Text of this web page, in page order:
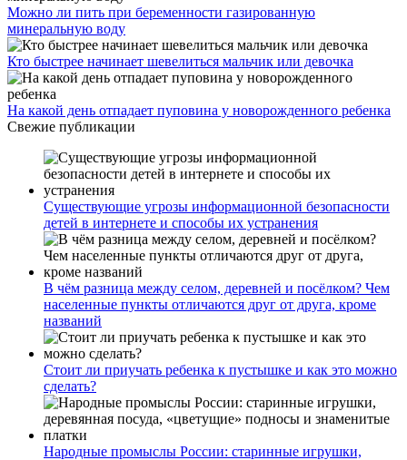
Можно ли пить при беременности газированную
минеральную воду
Кто быстрее начинает шевелиться мальчик или девочка
На какой день отпадает пуповина у новорожденного ребенка
Свежие публикации
Существующие угрозы информационной безопасности
детей в интернете и способы их устранения
В чём разница между селом, деревней и посёлком? Чем
населенные пункты отличаются друг от друга, кроме
названий
Стоит ли приучать ребенка к пустышке и как это можно
сделать?
Народные промыслы России: старинные игрушки,